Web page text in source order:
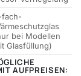
fach-
bei Modellen
Glasfüllung)
AUFPREISEN: